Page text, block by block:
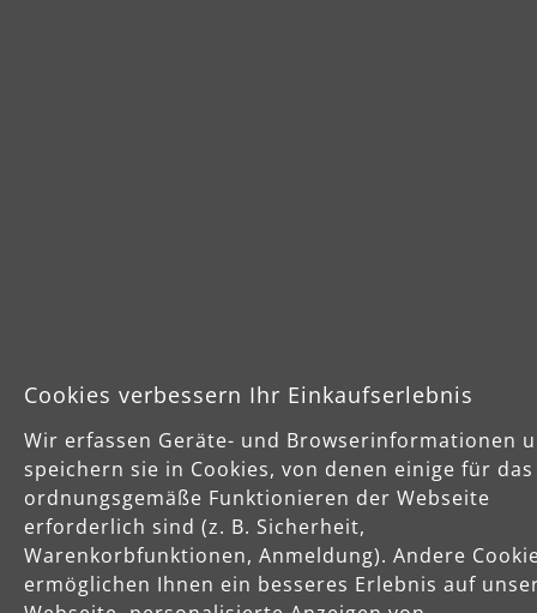
Käuferschutz
Mo-Do: 8-16 Uhr
Fr: 8-14 Uhr
Produkte
Cookies verbessern Ihr Einkaufserlebnis
Wir erfassen Geräte- und Browserinformationen
speichern sie in Cookies, von denen einige für das
ordnungsgemäße Funktionieren der Webseite
erforderlich sind (z. B. Sicherheit,
Warenkorbfunktionen, Anmeldung). Andere
ermöglichen Ihnen ein besseres Erlebnis auf